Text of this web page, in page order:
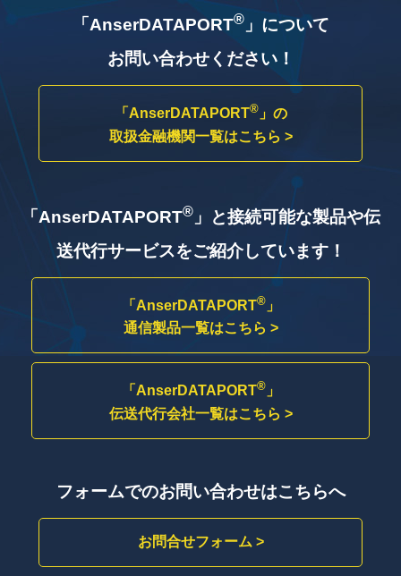
「AnserDATAPORT®」について
お問い合わせください！
「AnserDATAPORT®」の
取扱金融機関一覧はこちら >
「AnserDATAPORT®」と接続可能な製品や伝
送代行サービスをご紹介しています！
「AnserDATAPORT®」
通信製品一覧はこちら >
「AnserDATAPORT®」
伝送代行会社一覧はこちら >
フォームでのお問い合わせはこちらへ
お問合せフォーム >